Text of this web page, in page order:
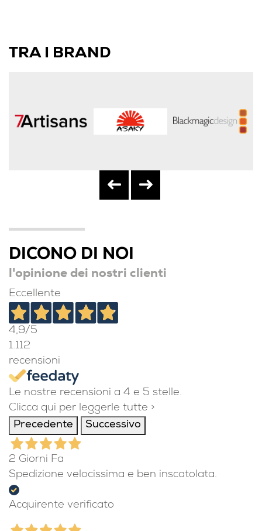
TRA I BRAND
DICONO DI NOI
l'opinione dei nostri clienti
Eccellente
4,9/5
1.112
recensioni
Le nostre recensioni a 4 e 5 stelle.
Clicca qui per leggerle tutte >
Precedente
Successivo
2 Giorni Fa
Spedizione velocissima e ben inscatolata.
Acquirente verificato